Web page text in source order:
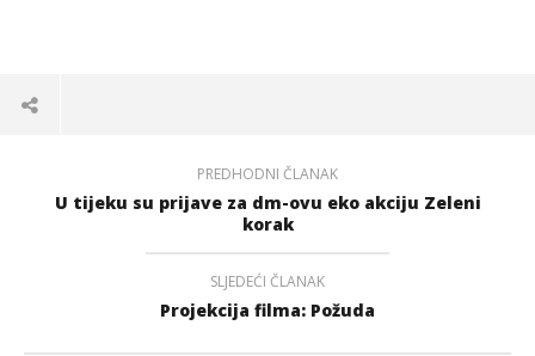
PREDHODNI ČLANAK
U tijeku su prijave za dm-ovu eko akciju Zeleni
korak
SLJEDEĆI ČLANAK
Projekcija filma: Požuda